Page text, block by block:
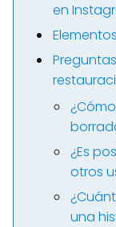
en
¿Es
otros
una